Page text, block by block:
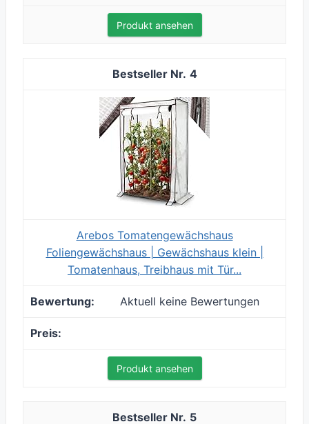
Produkt ansehen
4
Arebos Tomatengewächshaus
Foliengewächshaus | Gewächshaus klein |
Tomatenhaus, Treibhaus mit Tür...
Aktuell keine Bewertungen
Produkt ansehen
5